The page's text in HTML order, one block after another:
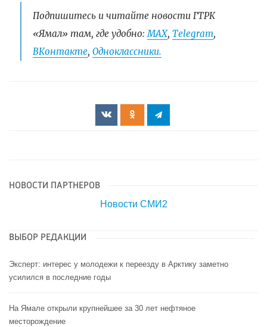
Подпишитесь и читайте новости ГТРК
«Ямал» там, где удобно: МАХ, Telegram,
ВКонтакте, Одноклассники.
НОВОСТИ ПАРТНЕРОВ
Новости СМИ2
ВЫБОР РЕДАКЦИИ
Эксперт: интерес у молодежи к переезду в Арктику заметно
усилился в последние годы
На Ямале открыли крупнейшее за 30 лет нефтяное
месторождение